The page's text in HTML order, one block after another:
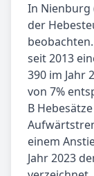
In Nienburg
der
seit 2013
390 im Jahr
von 7%
B
einem
Jahr 2023